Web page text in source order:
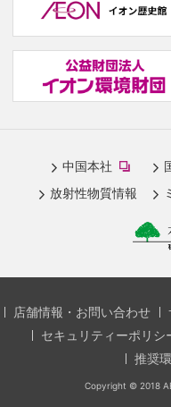
中国本社(new
window.)
放射性物質情報
店舗情報・お問い合わせ
セキュリティーポリシ
推奨
Copyright © 2018